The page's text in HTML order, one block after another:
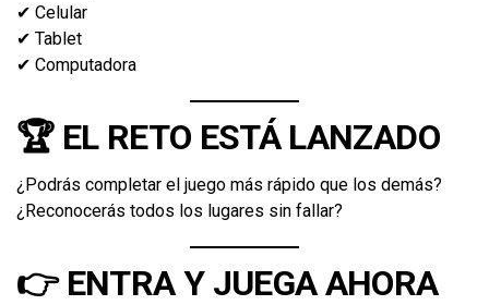
✔ Celular
✔ Tablet
✔ Computadora
🏆 EL RETO ESTÁ LANZADO
¿Podrás completar el juego más rápido que los demás?
¿Reconocerás todos los lugares sin fallar?
👉 ENTRA Y JUEGA AHORA